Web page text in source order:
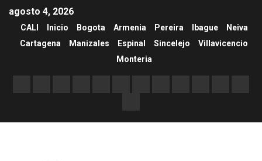
agosto 4, 2026
CALI Inicio Bogota Armenia Pereira Ibague
Neiva
Cartagena
Manizales Espinal Sincelejo
Villavicencio
Monteria